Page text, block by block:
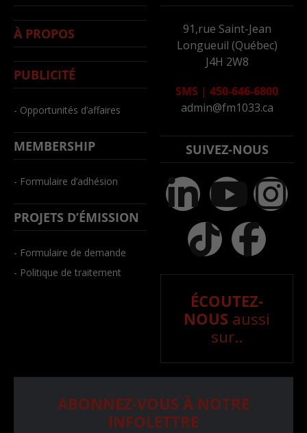
À PROPOS
PUBLICITÉ
- Opportunités d’affaires
MEMBERSHIP
- Formulaire d’adhésion
PROJETS D’ÉMISSION
- Formulaire de demande
- Politique de traitement
91,rue Saint-Jean
Longueuil (Québec)
J4H 2W8
SMS | 450-646-6800
admin@fm1033.ca
SUIVEZ-NOUS
ÉCOUTEZ-
NOUS aussi
sur..
ABONNEZ-VOUS À NOTRE
INFOLETTRE